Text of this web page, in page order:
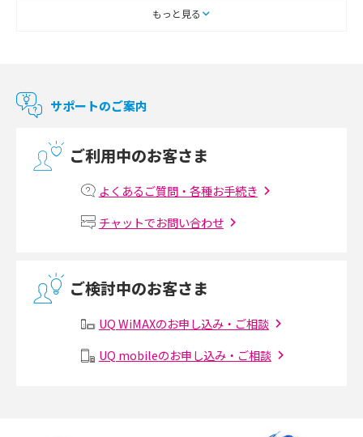
スマートテレビとは？特徴や選び方、使い方をわかりやすく解説
マンションで使えるWi-Fiは？種類ごとの特徴や選び方を紹介
マンションで光回線の利用を始める手順は？設備状況の確認方法も解説
Wi-Fiルーターの設定方法をわかりやすく解説！事前に準備すべきものも紹
無線LANとは？メリット・デメリットや接続方法を解説
メッシュWi-Fiとは？仕組みやメリット・デメリット、中継機との違いを解
もっと見る
サポートのご案内
ご利用中のお客さま
よくあるご質問・各種お手続き
チャットでお問い合わせ
ご検討中のお客さま
UQ WiMAXのお申し込み・ご相談
UQ mobileのお申し込み・ご相談